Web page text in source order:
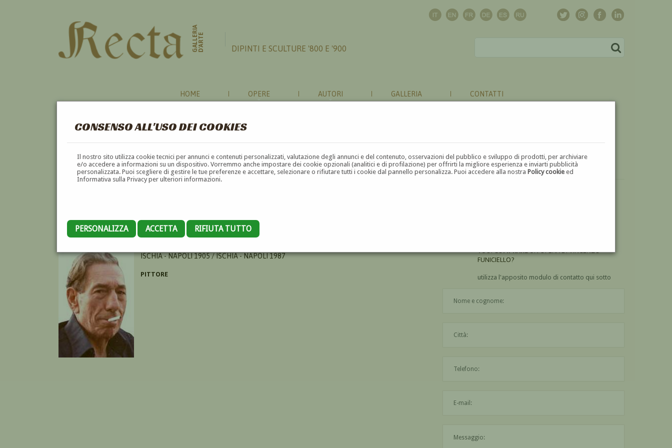
CONSENSO ALL'USO DEI COOKIES
Il nostro sito utilizza cookie tecnici per annunci e contenuti personalizzati, valutazione degli annunci e del contenuto, osservazioni del pubblico e sviluppo di prodotti, per archiviare
e/o accedere a informazioni su un dispositivo. Vorremmo anche impostare dei cookie opzionali (analitici e di profilazione) per offrirti la migliore esperienza e inviarti pubblicità
personalizzata. Puoi scegliere di gestire le tue preferenze e accettare, selezionare o rifiutare tutti i cookie dal pannello personalizza. Puoi accedere alla nostraPolicy cookie ed
Informativa sulla Privacy per ulteriori informazioni.
PERSONALIZZA ACCETTA RIFIUTA TUTTO
GALLERIAD'ARTE DIPINTI E SCULTURE '800 E '900
HOME OPERE AUTORI GALLERIA CONTATTI
VINCENZO FUNICIELLO
ISCHIA - NAPOLI 1905 / ISCHIA - NAPOLI 1987
PITTORE
VUOICOMPRAREUN'OPERA DI VINCENZO
FUNICIELLO?
utilizza l'apposito modulo di contatto qui sotto